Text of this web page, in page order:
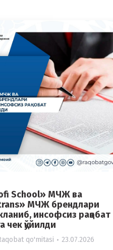
School» МЧЖ ва
МЧЖ брендлари
инсофсиз рақобат
чек қўйилди
qo'mitasi 23.07.2026